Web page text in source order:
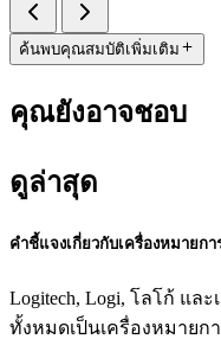
ค้นพบคุณสมบัติเพิ่มเติม
คุณยังอาจชอบ
ดูล่าสุด
คำชี้แจงเกี่ยวกับเครื่องหมายก
Logitech, Logi, โลโก้ แล
ทั้งหมดเป็นเครื่องหมายก